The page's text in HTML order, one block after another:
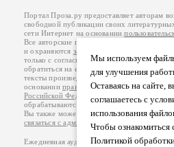
Мы используем
для улучшения
Оставаясь на сайте,
соглашаетесь с
использования
Чтобы ознакомиться
Политикой
Портал Проза.ру предоставляет авторам
свободной публикации своих
сети Интернет на основании
Все авторские права на произведения
и охраняются законом
. Перепечатка
только с согласия его автора, к которому
обратиться на его авторской странице.
тексты произведений авторы несут
основанииправил публикациии
Российской Федерации
обрабатываются на основанииПолитики
Вы также можете посмотреть более
связаться с администрацией
Ежедневная аудитория портала Проза.ру –